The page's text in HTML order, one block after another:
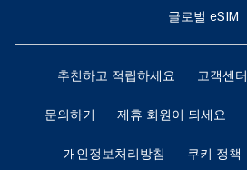
글로벌 eSIM
추천하고 적립하세요 고객센터
문의하기 제휴 회원이 되세요
개인정보처리방침 쿠키 정책